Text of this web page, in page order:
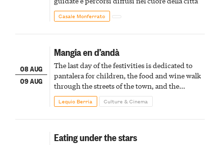
Casale Monferrato
08 AUG
09 AUG
Mangia en d’andà
The last day of the festivities is dedicated to
pantalera for children, the food and wine walk
through the streets of the town, and the
fireworks finale
Lequio Berria Culture & Cinema
Eating under the stars